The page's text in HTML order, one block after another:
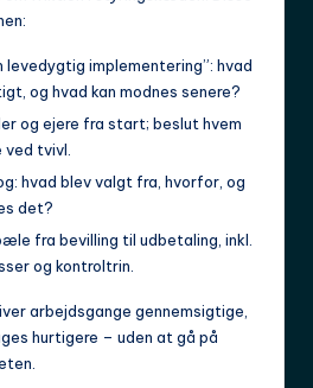
levedygtig implementering”: hvad
og hvad kan modnes senere?
og ejere fra start; beslut hvem
ved tvivl.
hvad blev valgt fra, hvorfor, og
det?
fra bevilling til udbetaling, inkl.
og kontroltrin.
arbejdsgange gennemsigtige,
hurtigere – uden at gå på